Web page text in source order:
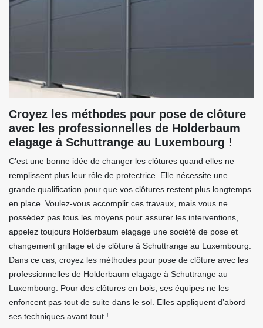
Croyez les méthodes pour pose de clôture
avec les professionnelles de Holderbaum
elagage à Schuttrange au Luxembourg !
C’est une bonne idée de changer les clôtures quand elles ne
remplissent plus leur rôle de protectrice. Elle nécessite une
grande qualification pour que vos clôtures restent plus longtemps
en place. Voulez-vous accomplir ces travaux, mais vous ne
possédez pas tous les moyens pour assurer les interventions,
appelez toujours Holderbaum elagage une société de pose et
changement grillage et de clôture à Schuttrange au Luxembourg.
Dans ce cas, croyez les méthodes pour pose de clôture avec les
professionnelles de Holderbaum elagage à Schuttrange au
Luxembourg. Pour des clôtures en bois, ses équipes ne les
enfoncent pas tout de suite dans le sol. Elles appliquent d’abord
ses techniques avant tout !